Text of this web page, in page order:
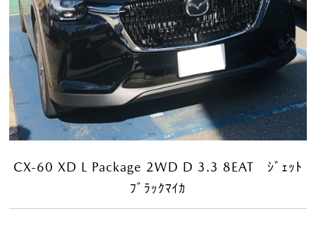
CX-60 XD L Package 2WD D 3.3 8EAT ｼﾞｪｯﾄ
ﾌﾞﾗｯｸﾏｲｶ